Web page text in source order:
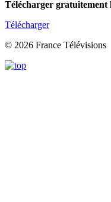
Télécharger gratuitement
Télécharger
© 2026 France Télévisions